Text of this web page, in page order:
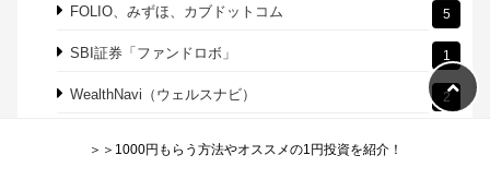
SBIソーシャルレンディング 8
クラウドクレジット 7
クラウドバンク 26
＞＞1000円もらう方法やオススメの1円投資を紹介！